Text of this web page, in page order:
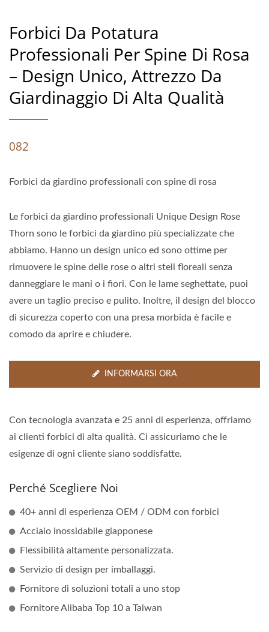
Forbici Da Potatura
Professionali Per Spine Di Rosa
– Design Unico, Attrezzo Da
Giardinaggio Di Alta Qualità
082
Forbici da giardino professionali con spine di rosa
Le forbici da giardino professionali Unique Design Rose
Thorn sono le forbici da giardino più specializzate che
abbiamo. Hanno un design unico ed sono ottime per
rimuovere le spine delle rose o altri steli floreali senza
danneggiare le mani o i fiori. Con le lame seghettate, puoi
avere un taglio preciso e pulito. Inoltre, il design del blocco
di sicurezza coperto con una presa morbida è facile e
comodo da aprire e chiudere.
INFORMARSI ORA
Con tecnologia avanzata e 25 anni di esperienza, offriamo
ai clienti forbici di alta qualità. Ci assicuriamo che le
esigenze di ogni cliente siano soddisfatte.
Perché Scegliere Noi
40+ anni di esperienza OEM / ODM con forbici
Acciaio inossidabile giapponese
Flessibilità altamente personalizzata.
Servizio di design per imballaggi.
Fornitore di soluzioni totali a uno stop
Fornitore Alibaba Top 10 a Taiwan